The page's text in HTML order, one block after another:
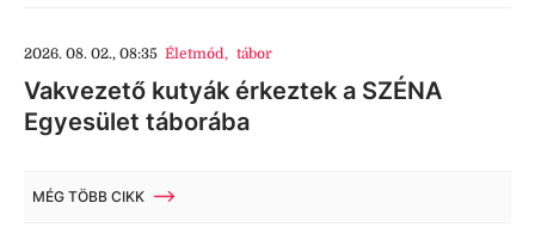
2026. 08. 02., 08:35 Életmód, tábor
Vakvezető kutyák érkeztek a SZÉNA
Egyesület táborába
MÉG TÖBB CIKK